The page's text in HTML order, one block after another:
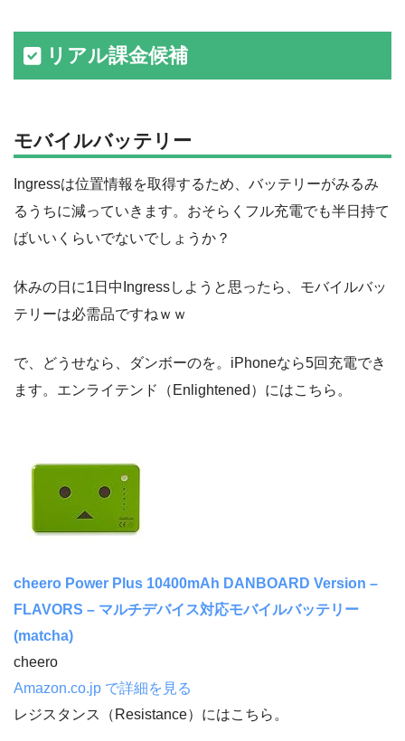
リアル課金候補
モバイルバッテリー
Ingressは位置情報を取得するため、バッテリーがみるみ
るうちに減っていきます。おそらくフル充電でも半日持て
ばいいくらいでないでしょうか？
休みの日に1日中Ingressしようと思ったら、モバイルバッ
テリーは必需品ですねｗｗ
で、どうせなら、ダンボーのを。iPhoneなら5回充電でき
ます。エンライテンド（Enlightened）にはこちら。
cheero Power Plus 10400mAh DANBOARD Version –
FLAVORS – マルチデバイス対応モバイルバッテリー
(matcha)
cheero
Amazon.co.jp で詳細を見る
レジスタンス（Resistance）にはこちら。